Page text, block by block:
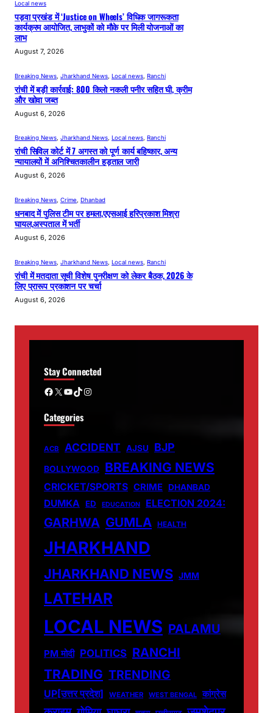
Local news
पड़वा प्रखंड में ‘Justice on Wheels’ विधिक जागरूकता
कार्यक्रम आयोजित, लाभुकों को मौके पर मिली योजनाओं का
लाभ
August 7, 2026
Breaking News Jharkhand News Local news Ranchi
रांची में बड़ी कार्रवाई: 800 किलो नकली पनीर सहित घी, क्रीम
और खोवा जब्त
August 6, 2026
Breaking News, Jharkhand News, Local news, Ranchi
रांची सिविल कोर्ट में 7 अगस्त को पूर्ण कार्य बहिष्कार, अन्य
न्यायालयों में अनिश्चितकालीन हड़ताल जारी
August 6, 2026
Breaking News Crime Dhanbad
धनबाद में पुलिस टीम पर हमला,एएसआई हरिप्रकाश मिश्रा
घायल,अस्पताल में भर्ती
August 6, 2026
Breaking News Jharkhand News Local news Ranchi
रांची में मतदाता सूची विशेष पुनरीक्षण को लेकर बैठक, 2026 के
लिए प्रारूप प्रकाशन पर चर्चा
August 6, 2026
Stay Connected
Facebook X YouTube TikTok Instagram
Categories
ACB ACCIDENT AJSU BJP
BOLLYWOOD BREAKING NEWS
CRICKET/SPORTS CRIME DHANBAD
DUMKA ED EDUCATION ELECTION 2024:
GARHWA GUMLA HEALTH
JHARKHAND
JHARKHAND NEWS JMM
LATEHAR
LOCAL NEWS PALAMU
PM मोदी POLITICS RANCHI
TRADING TRENDING
UP[उत्तर प्रदेश] WEATHER WEST BENGAL कांग्रेस